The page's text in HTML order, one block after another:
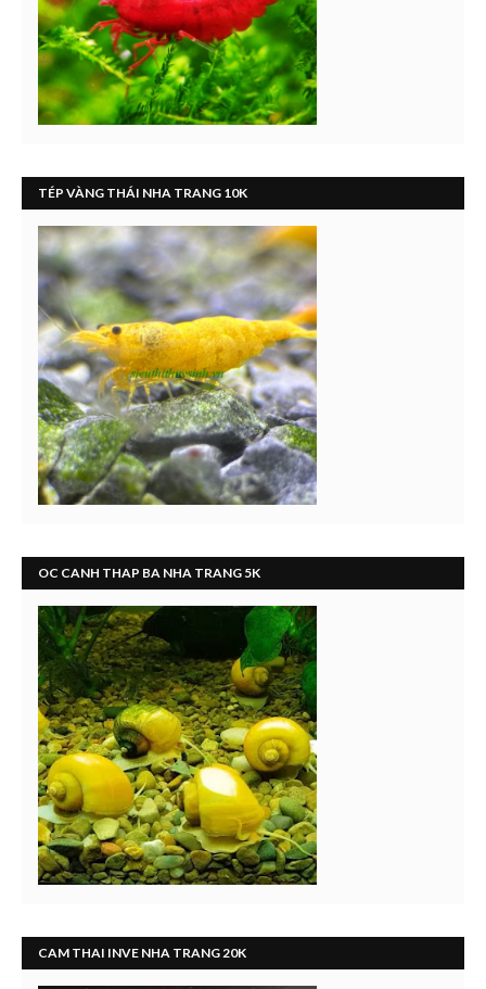
TÉP VÀNG THÁI NHA TRANG 10K
OC CANH THAP BA NHA TRANG 5K
CAM THAI INVE NHA TRANG 20K